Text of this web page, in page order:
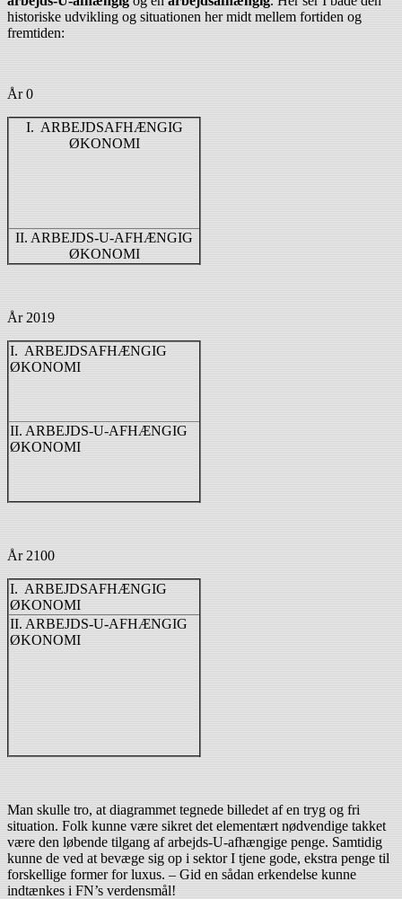
historiske udvikling og situationen her midt mellem fortiden og
fremtiden:
År 0
I. ARBEJDSAFHÆNGIG
ØKONOMI
II. ARBEJDS-U-AFHÆNGIG
ØKONOMI
År 2019
I. ARBEJDSAFHÆNGIG
ØKONOMI
II. ARBEJDS-U-AFHÆNGIG
ØKONOMI
År 2100
I. ARBEJDSAFHÆNGIG
ØKONOMI
II. ARBEJDS-U-AFHÆNGIG
ØKONOMI
Man skulle tro, at diagrammet tegnede billedet af en tryg og fri
situation. Folk kunne være sikret det elementært nødvendige takket
være den løbende tilgang af arbejds-U-afhængige penge. Samtidig
kunne de ved at bevæge sig op i sektor I tjene gode, ekstra penge til
forskellige former for luxus. – Gid en sådan erkendelse kunne
indtænkes i FN’s verdensmål!